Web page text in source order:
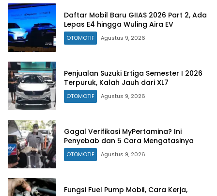
Daftar Mobil Baru GIIAS 2026 Part 2, Ada
Lepas E4 hingga Wuling Aira EV
OTOMOTIF Agustus 9, 2026
Penjualan Suzuki Ertiga Semester I 2026
Terpuruk, Kalah Jauh dari XL7
OTOMOTIF Agustus 9, 2026
Gagal Verifikasi MyPertamina? Ini
Penyebab dan 5 Cara Mengatasinya
OTOMOTIF Agustus 9, 2026
Fungsi Fuel Pump Mobil, Cara Kerja,